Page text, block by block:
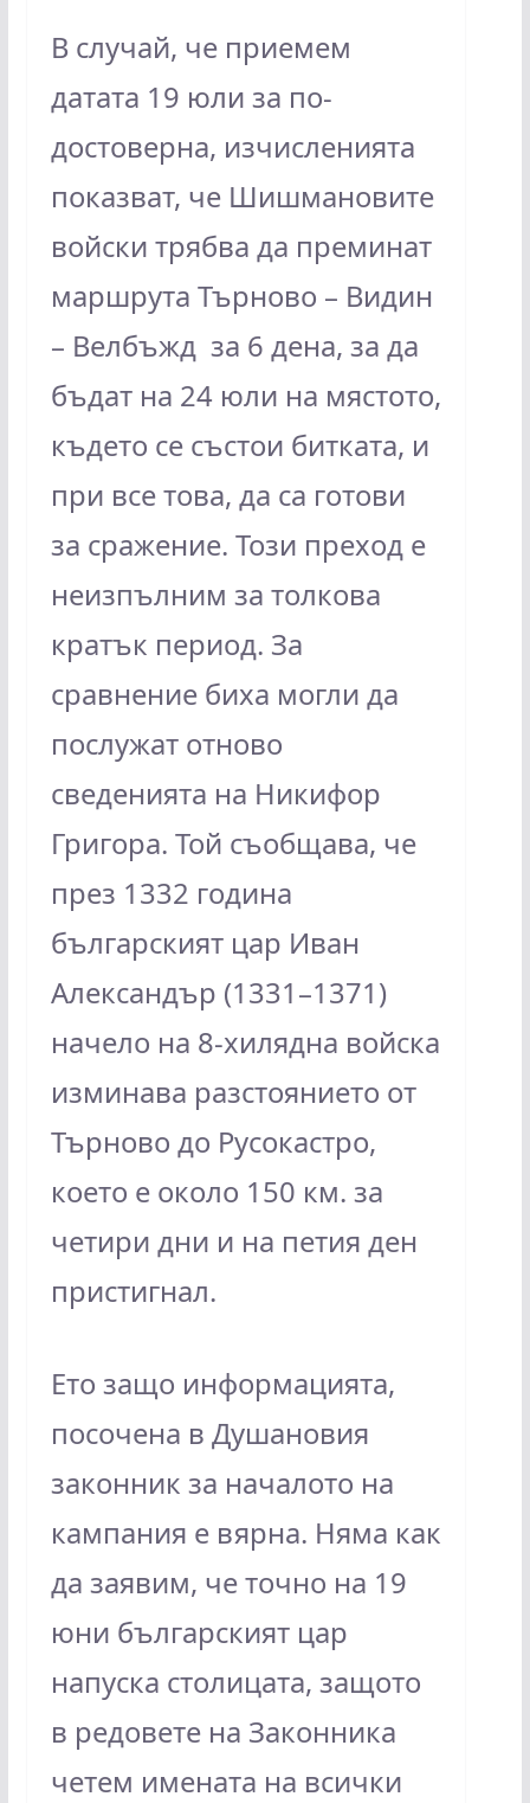
В случай, че приемем
датата 19 юли за по-
достоверна, изчисленията
показват, че Шишмановите
войски трябва да преминат
маршрута Търново – Видин
– Велбъжд за 6 дена, за да
бъдат на 24 юли на мястото,
където се състои битката, и
при все това, да са готови
за сражение. Този преход е
неизпълним за толкова
кратък период. За
сравнение биха могли да
послужат отново
сведенията на Никифор
Григора. Той съобщава, че
през 1332 година
българският цар Иван
Александър (1331–1371)
начело на 8-хилядна войска
изминава разстоянието от
Търново до Русокастро,
което е около 150 км. за
четири дни и на петия ден
пристигнал.
Ето защо информацията,
посочена в Душановия
законник за началото на
кампания е вярна. Няма как
да заявим, че точно на 19
юни българският цар
напуска столицата, защото
в редовете на Законника
четем имената на всички